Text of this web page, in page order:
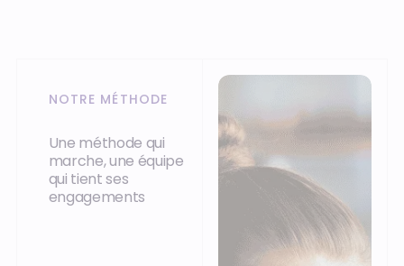
NOTRE MÉTHODE
Une méthode qui
marche, une équipe
qui tient ses
engagements